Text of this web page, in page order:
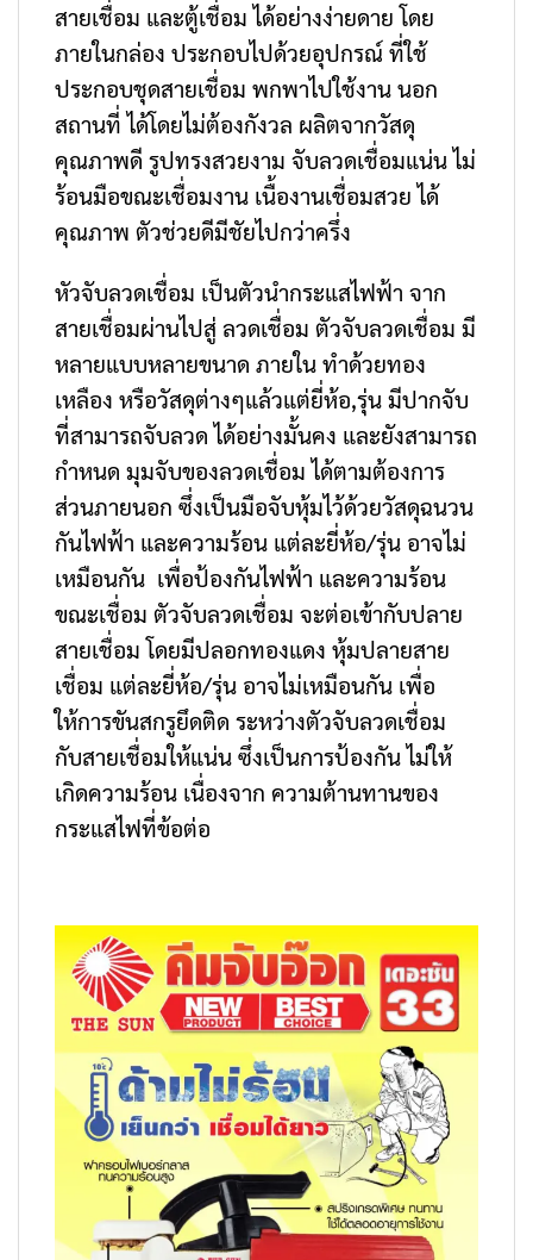
สายเชื่อม และตู้เชื่อม ได้อย่างง่ายดาย โดย
ภายในกล่อง ประกอบไปด้วยอุปกรณ์ ที่ใช้
ประกอบชุดสายเชื่อม พกพาไปใช้งาน นอก
สถานที่ ได้โดยไม่ต้องกังวล ผลิตจากวัสดุ
คุณภาพดี รูปทรงสวยงาม จับลวดเชื่อมแน่น ไม่
ร้อนมือขณะเชื่อมงาน เนื้องานเชื่อมสวย ได้
คุณภาพ ตัวช่วยดีมีชัยไปกว่าครึ่ง
หัวจับลวดเชื่อม เป็นตัวนำกระแสไฟฟ้า จาก
สายเชื่อมผ่านไปสู่ ลวดเชื่อม ตัวจับลวดเชื่อม มี
หลายแบบหลายขนาด ภายใน ทำด้วยทอง
เหลือง หรือวัสดุต่างๆแล้วแต่ยี่ห้อ,รุ่น มีปากจับ
ที่สามารถจับลวด ได้อย่างมั้นคง และยังสามารถ
กำหนด มุมจับของลวดเชื่อม ได้ตามต้องการ
ส่วนภายนอก ซึ่งเป็นมือจับหุ้มไว้ด้วยวัสดุฉนวน
กันไฟฟ้า และความร้อน แต่ละยี่ห้อ/รุ่น อาจไม่
เหมือนกัน เพื่อป้องกันไฟฟ้า และความร้อน
ขณะเชื่อม ตัวจับลวดเชื่อม จะต่อเข้ากับปลาย
สายเชื่อม โดยมีปลอกทองแดง หุ้มปลายสาย
เชื่อม แต่ละยี่ห้อ/รุ่น อาจไม่เหมือนกัน เพื่อ
ให้การขันสกรูยึดติด ระหว่างตัวจับลวดเชื่อม
กับสายเชื่อมให้แน่น ซึ่งเป็นการป้องกัน ไม่ให้
เกิดความร้อน เนื่องจาก ความต้านทานของ
กระแสไฟที่ข้อต่อ